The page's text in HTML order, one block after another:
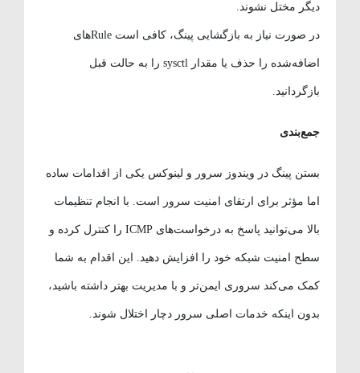
دیگر مختل نشوند.
در صورت نیاز به بازگشایی پینگ، کافی است Ruleهای
اضافه‌شده را حذف یا مقدار sysctl را به حالت قبل
بازگردانید.
جمع‌بندی
بستن پینگ در ویندوز سرور و لینوکس یکی از اقدامات ساده
اما مؤثر برای ارتقای امنیت سرور است. با انجام تنظیمات
بالا می‌توانید پاسخ به درخواست‌های ICMP را کنترل کرده و
سطح امنیت شبکه خود را افزایش دهید. این اقدام به شما
کمک می‌کند سروری ایمن‌تر و با مدیریت بهتر داشته باشید،
بدون اینکه خدمات اصلی سرور دچار اختلال شوند.